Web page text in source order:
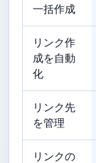
一括作成
リンク作
成を自動
化
リンク先
を管理
リンクの